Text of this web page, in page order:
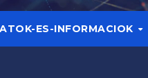
ES-INFORMACIOK